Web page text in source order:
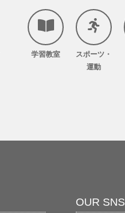
学習教室
スポーツ・
運動
OUR SNS